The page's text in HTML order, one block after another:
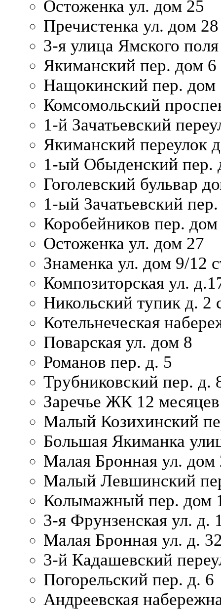
Остоженка ул. дом 25
Пречистенка ул. дом 28
3-я улица Ямского
Якиманский пер. дом 6
Нащокинский пер. дом
Комсомольский
1-й Зачатьевский
Якиманский переулок
1-ый Обыденский пер.
Гоголевский бульвар
1-ый Зачатьевский
Коробейников пер.
Остоженка ул. дом 27
Знаменка ул. дом 9/12
Композиторская ул.
Никольский тупик д. 2
Котельнеческая
Поварская ул. дом 8
Романов пер. д. 5
Трубниковский пер. д.
Заречье ЖК 12 месяцев
Малый Козихинский
Большая Якиманка
Малая Бронная ул. дом
Малый Левшинский
Колымажный пер. дом
3-я Фрунзенская ул. д.
Малая Бронная ул. д.
3-й Кадашевский
Погорельский пер. д. 6
Андреевская